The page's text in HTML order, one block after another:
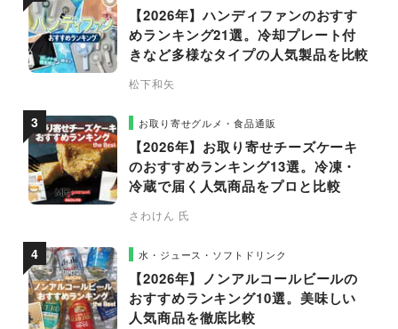
【2026年】ハンディファンのおすす
めランキング21選。冷却プレート付
きなど多様なタイプの人気製品を比較
松下和矢
お取り寄せグルメ・食品通販
【2026年】お取り寄せチーズケーキ
のおすすめランキング13選。冷凍・
冷蔵で届く人気商品をプロと比較
さわけん 氏
水・ジュース・ソフトドリンク
【2026年】ノンアルコールビールの
おすすめランキング10選。美味しい
人気商品を徹底比較